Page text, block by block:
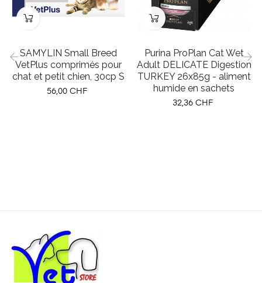
SAMYLIN Small Breed
VetPlus comprimés pour
chat et petit chien, 30cp S
Prix
56,00 CHF
Purina ProPlan Cat Wet
Adult DELICATE Digestion
TURKEY 26x85g - aliment
humide en sachets
Prix
32,36 CHF
‹ ›